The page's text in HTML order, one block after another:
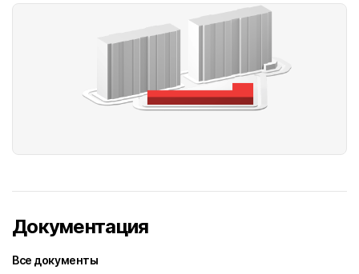
Документация
Все документы